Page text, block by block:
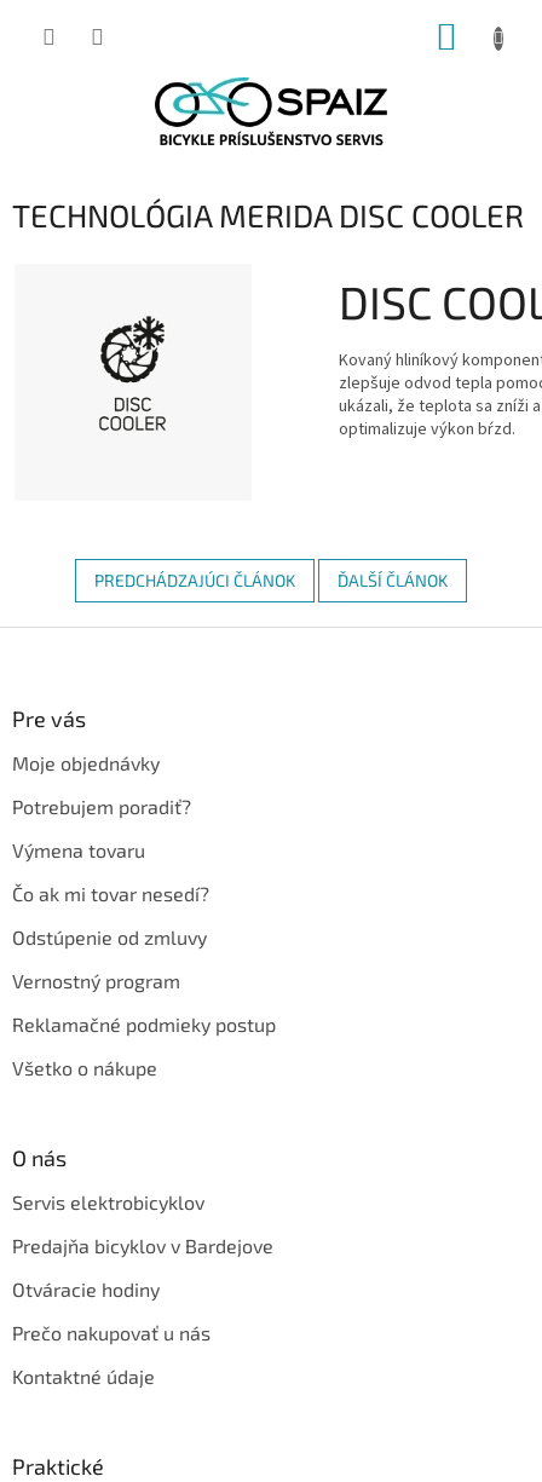
TECHNOLÓGIA MERIDA DISC COOLER
DISC
Kovaný hliníkový
zlepšuje odvod tepla
ukázali, že teplota sa zníži
optimalizuje výkon bŕzd.
PREDCHÁDZAJÚCI ČLÁNOK ĎALŠÍ ČLÁNOK
Pre vás
Moje objednávky
Potrebujem poradiť?
Výmena tovaru
Čo ak mi tovar nesedí?
Odstúpenie od zmluvy
Vernostný program
Reklamačné podmieky postup
Všetko o nákupe
O nás
Servis elektrobicyklov
Predajňa bicyklov v Bardejove
Otváracie hodiny
Prečo nakupovať u nás
Kontaktné údaje
Praktické